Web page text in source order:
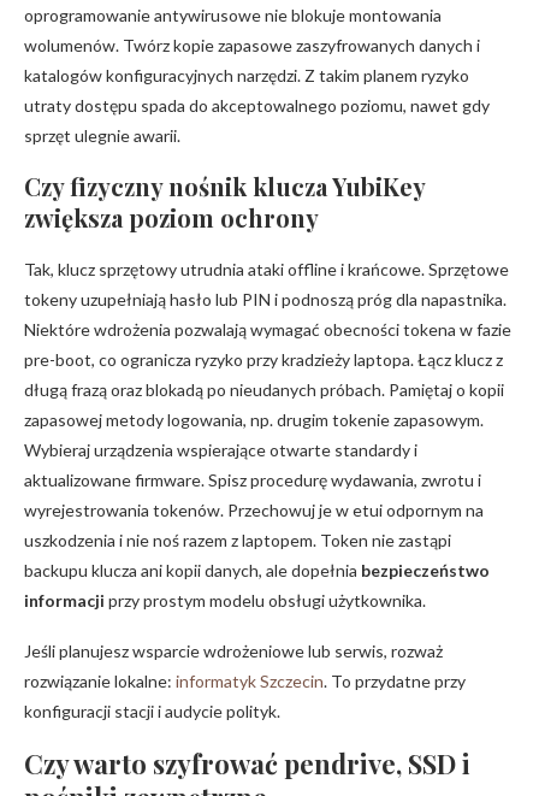
oprogramowanie antywirusowe nie blokuje montowania
wolumenów. Twórz kopie zapasowe zaszyfrowanych danych i
katalogów konfiguracyjnych narzędzi. Z takim planem ryzyko
utraty dostępu spada do akceptowalnego poziomu, nawet gdy
sprzęt ulegnie awarii.
Czy fizyczny nośnik klucza YubiKey
zwiększa poziom ochrony
Tak, klucz sprzętowy utrudnia ataki offline i krańcowe. Sprzętowe
tokeny uzupełniają hasło lub PIN i podnoszą próg dla napastnika.
Niektóre wdrożenia pozwalają wymagać obecności tokena w fazie
pre-boot, co ogranicza ryzyko przy kradzieży laptopa. Łącz klucz z
długą frazą oraz blokadą po nieudanych próbach. Pamiętaj o kopii
zapasowej metody logowania, np. drugim tokenie zapasowym.
Wybieraj urządzenia wspierające otwarte standardy i
aktualizowane firmware. Spisz procedurę wydawania, zwrotu i
wyrejestrowania tokenów. Przechowuj je w etui odpornym na
uszkodzenia i nie noś razem z laptopem. Token nie zastąpi
backupu klucza ani kopii danych, ale dopełnia bezpieczeństwo
informacji przy prostym modelu obsługi użytkownika.
Jeśli planujesz wsparcie wdrożeniowe lub serwis, rozważ
rozwiązanie lokalne: informatyk Szczecin. To przydatne przy
konfiguracji stacji i audycie polityk.
Czy warto szyfrować pendrive, SSD i